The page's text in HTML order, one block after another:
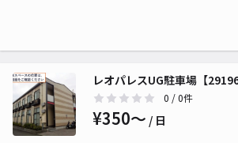
レオパレスUG駐車場【29196
0 / 0件
¥350〜 / 日